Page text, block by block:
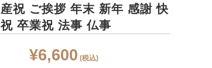
祝 ご挨拶 年末 新年 感謝 快
卒業祝 法事 仏事
¥6,600 (税込)